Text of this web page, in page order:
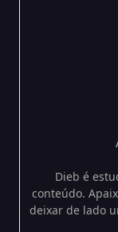
Dieb é
conteúdo.
deixar de lado